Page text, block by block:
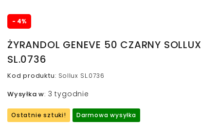
- 4%
ŻYRANDOL GENEVE 50 CZARNY SOLLUX
SL.0736
Kod produktu: Sollux SL.0736
Wysyłka w: 3 tygodnie
Ostatnie sztuki! Darmowa wysyłka